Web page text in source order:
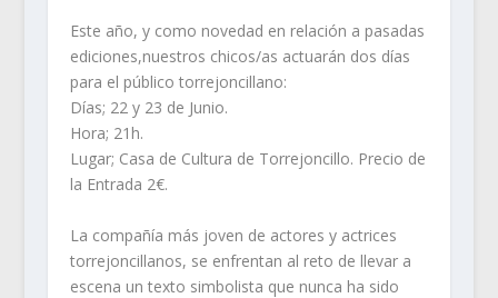
Este año, y como novedad en relación a pasadas
ediciones,nuestros chicos/as actuarán dos días
para el público torrejoncillano:
Días; 22 y 23 de Junio.
Hora; 21h.
Lugar; Casa de Cultura de Torrejoncillo. Precio de
la Entrada 2€.
La compañía más joven de actores y actrices
torrejoncillanos, se enfrentan al reto de llevar a
escena un texto simbolista que nunca ha sido